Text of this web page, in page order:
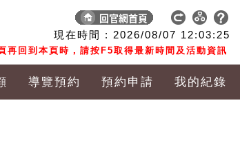
現在時間 : 2026/08/07 12:03:26
再回到本頁時，請按F5取得最新時間及活動資訊
導覽預約 預約申請 我的紀錄